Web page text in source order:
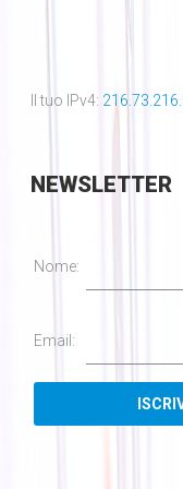
Il tuo IPv4:
NEWSLETTER
Nome:
Email: